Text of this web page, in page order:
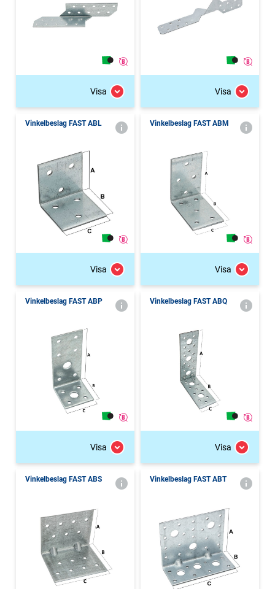
Visa Visa
Vinkelbeslag FAST ABL
Visa
Vinkelbeslag FAST ABM
Visa
Vinkelbeslag FAST ABP
Visa
Vinkelbeslag FAST ABQ
Visa
Vinkelbeslag FAST ABS Vinkelbeslag FAST ABT